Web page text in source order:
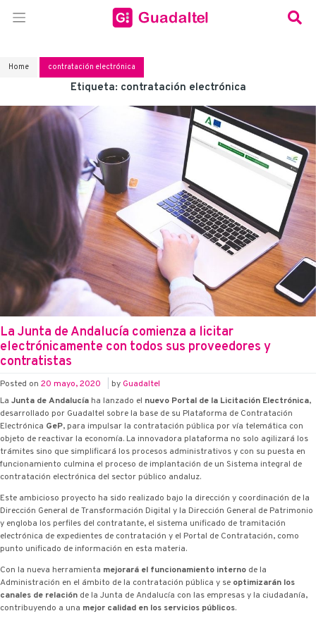
Home contratación electrónica
Etiqueta: contratación electrónica
La Junta de Andalucía comienza a licitar
electrónicamente con todos sus proveedores y
contratistas
Posted on 20 mayo, 2020 by Guadaltel
La Junta de Andalucía ha lanzado el nuevo Portal de la Licitación Electrónica,
desarrollado por Guadaltel sobre la base de su Plataforma de Contratación
Electrónica G·eP, para impulsar la contratación pública por vía telemática con
objeto de reactivar la economía. La innovadora plataforma no solo agilizará los
trámites sino que simplificará los procesos administrativos y con su puesta en
funcionamiento culmina el proceso de implantación de un Sistema integral de
contratación electrónica del sector público andaluz.
Este ambicioso proyecto ha sido realizado bajo la dirección y coordinación de la
Dirección General de Transformación Digital y la Dirección General de Patrimonio
y engloba los perfiles del contratante, el sistema unificado de tramitación
electrónica de expedientes de contratación y el Portal de Contratación, como
punto unificado de información en esta materia.
Con la nueva herramienta mejorará el funcionamiento interno de la
Administración en el ámbito de la contratación pública y se optimizarán los
canales de relación de la Junta de Andalucía con las empresas y la ciudadanía,
contribuyendo a una mejor calidad en los servicios públicos.